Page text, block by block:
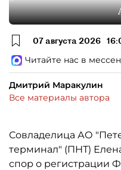
07 августа 2026
Читайте нас в
Дмитрий Маракулин
Все материалы автора
Совладелица АО
терминал" (ПНТ)
спор о регистрации